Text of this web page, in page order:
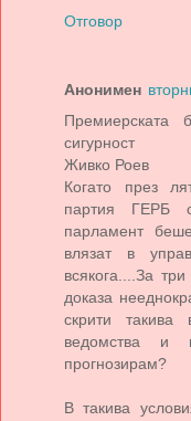
Отговор
Анонимен
Премиерската
сигурност
Живко Роев
Когато през
партия ГЕРБ
парламент
влязат в
всякога....За
доказа
скрити
ведомства и
прогнозирам?
В такива